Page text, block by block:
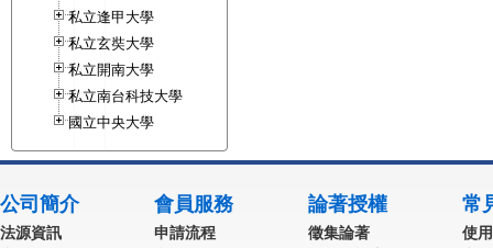
私立逢甲大學
私立玄奘大學
私立開南大學
私立南台科技大學
國立中央大學
公司簡介
法源資訊
會員服務
申請流程
論著授權
徵集論著
常
使